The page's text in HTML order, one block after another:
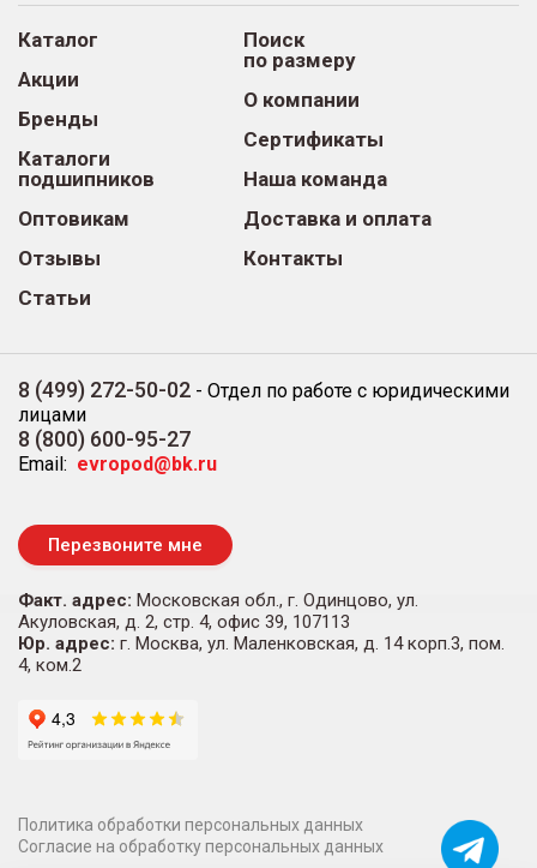
Каталог
Акции
Бренды
Каталоги
подшипников
Оптовикам
Отзывы
Статьи
Поиск
по размеру
О компании
Сертификаты
Наша команда
Доставка и оплата
Контакты
8 (499) 272-50-02 - Отдел по работе с юридическими
лицами
8 (800) 600-95-27
Email: evropod@bk.ru
Перезвоните мне
Факт. адрес: Московская обл., г. Одинцово, ул.
Акуловская, д. 2, стр. 4, офис 39, 107113
Юр. адрес: г. Москва, ул. Маленковская, д. 14 корп.3, пом.
4, ком.2
Политика обработки персональных данных
Согласие на обработку персональных данных